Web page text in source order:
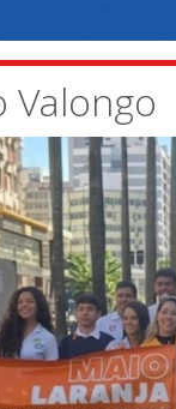
Valongo